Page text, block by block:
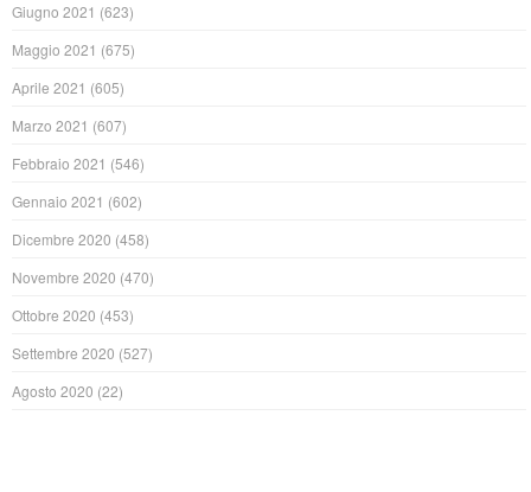
Giugno 2021 (623)
Maggio 2021 (675)
Aprile 2021 (605)
Marzo 2021 (607)
Febbraio 2021 (546)
Gennaio 2021 (602)
Dicembre 2020 (458)
Novembre 2020 (470)
Ottobre 2020 (453)
Settembre 2020 (527)
Agosto 2020 (22)